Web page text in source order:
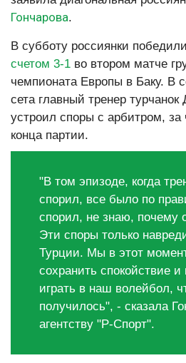
Гончарова.
В субботу россиянки
счетом 3-1 во втором матче
чемпионата Европы в Баку. В
сета главный тренер
устроил споры с арбитром,
конца партии.
"В том эпизоде, когда
спорил, все было по
спорил, не знаю, почему
Эти споры только
Турции. Мы в этот
сохранить спокойствие
играть в наш волейбол,
получилось", - сказала
агентству "Р-Спорт".